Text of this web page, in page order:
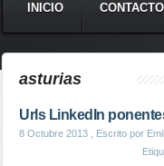
INICIO CONTACTO
asturias
Urls LinkedIn
8 Octubre 2013 , Escrito por